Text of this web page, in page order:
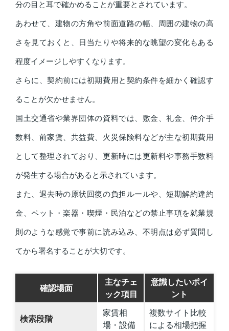
分の目と耳で確かめることが重要とされています。
あわせて、建物の方角や前面道路の幅、周囲の建物の高
さを見ておくと、日当たりや将来的な眺望の変化もある
程度イメージしやすくなります。
さらに、契約前には初期費用と契約条件を細かく確認す
ることが欠かせません。
国土交通省や業界団体の資料では、敷金、礼金、仲介手
数料、前家賃、共益費、火災保険料などが主な初期費用
として整理されており、更新時には更新料や事務手数料
が発生する場合があると示されています。
また、退去時の原状回復の負担ルールや、短期解約違約
金、ペット・楽器・喫煙・民泊などの禁止事項を就業規
則のような感覚で事前に読み込み、不明点は必ず質問し
てから署名することが大切です。
確認場面
主なチェ
ック項目
意識したいポイ
ント
検索段階
家賃相
場・設備
複数サイト比較
による相場把握